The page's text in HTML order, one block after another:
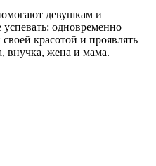
девушкам и
одновременно
красотой и проявлять
внучка, жена и мама.